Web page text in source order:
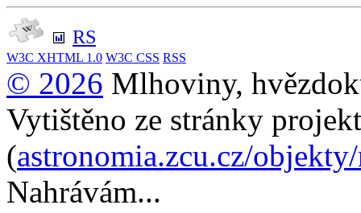
RS
W3C XHTML 1.0 W3C CSS RSS
© 2026 Mlhoviny,
Vytištěno ze stránky
(astronomia.zcu.cz/
Nahrávám...